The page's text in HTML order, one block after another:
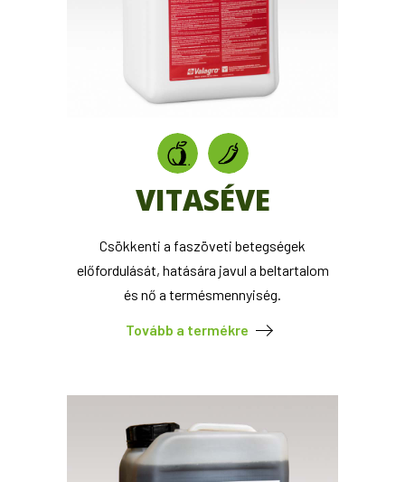
VITASÉVE
Csökkenti a faszöveti betegségek
előfordulását, hatására javul a beltartalom
és nő a termésmennyiség.
Tovább a termékre